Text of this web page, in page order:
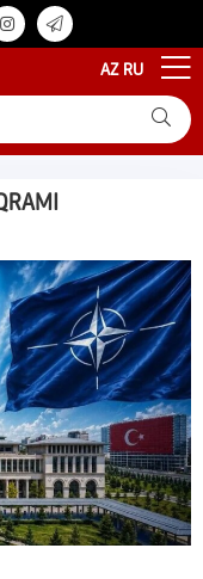
AZ RU